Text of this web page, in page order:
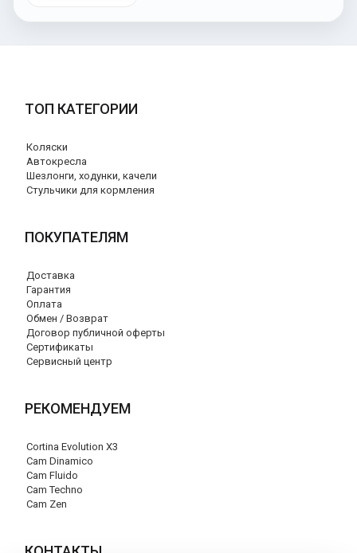
ТОП КАТЕГОРИИ
Коляски
Автокресла
Шезлонги, ходунки, качели
Стульчики для кормления
ПОКУПАТЕЛЯМ
Доставка
Гарантия
Оплата
Обмен / Возврат
Договор публичной оферты
Сертификаты
Сервисный центр
РЕКОМЕНДУЕМ
Cortina Evolution X3
Cam Dinamico
Cam Fluido
Cam Techno
Cam Zen